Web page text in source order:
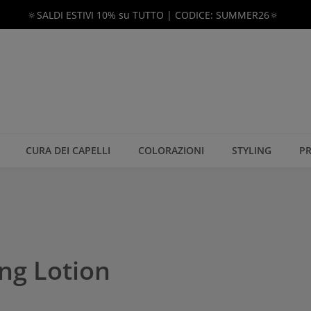
🔅SALDI ESTIVI 10% su TUTTO | CODICE: SUMMER26🔅
CURA DEI CAPELLI COLORAZIONI STYLING
Lotion